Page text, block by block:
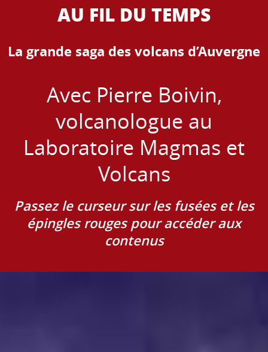
AU FIL DU TEMPS
La grande saga des volcans d’Auvergne
Avec Pierre Boivin,
volcanologue au
Laboratoire Magmas et
Volcans
Passez le curseur sur les fusées et les
épingles rouges pour accéder aux
contenus